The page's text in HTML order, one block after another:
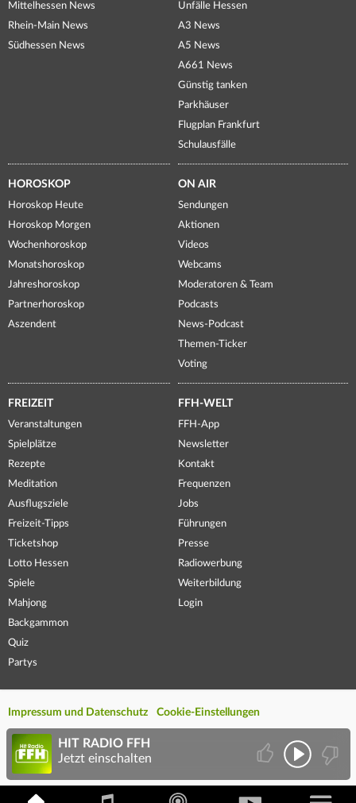
Mittelhessen News
Rhein-Main News
Südhessen News
Unfälle Hessen
A3 News
A5 News
A661 News
Günstig tanken
Parkhäuser
Flugplan Frankfurt
Schulausfälle
HOROSKOP
Horoskop Heute
Horoskop Morgen
Wochenhoroskop
Monatshoroskop
Jahreshoroskop
Partnerhoroskop
Aszendent
ON AIR
Sendungen
Aktionen
Videos
Webcams
Moderatoren & Team
Podcasts
News-Podcast
Themen-Ticker
Voting
FREIZEIT
Veranstaltungen
Spielplätze
Rezepte
Meditation
Ausflugsziele
Freizeit-Tipps
Ticketshop
Lotto Hessen
Spiele
Mahjong
Backgammon
Quiz
Partys
FFH-WELT
FFH-App
Newsletter
Kontakt
Frequenzen
Jobs
Führungen
Presse
Radiowerbung
Weiterbildung
Login
Impressum und Datenschutz Cookie-Einstellungen
HIT RADIO FFH
Jetzt einschalten